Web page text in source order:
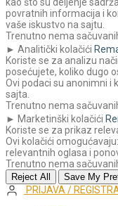
povratnih informacija i
vaše iskustvo na sajtu.
Trenutno nema
► Analitički kolačići
Koriste se za analizu
posećujete, koliko dugo
Ovi podaci su anonimni i
sajta.
Trenutno nema
► Marketinški kolačići
Koriste se za prikaz
Ovi kolačići
relevantnih oglasa i
Trenutno nema
Reject All Save My
PRIJAVA /